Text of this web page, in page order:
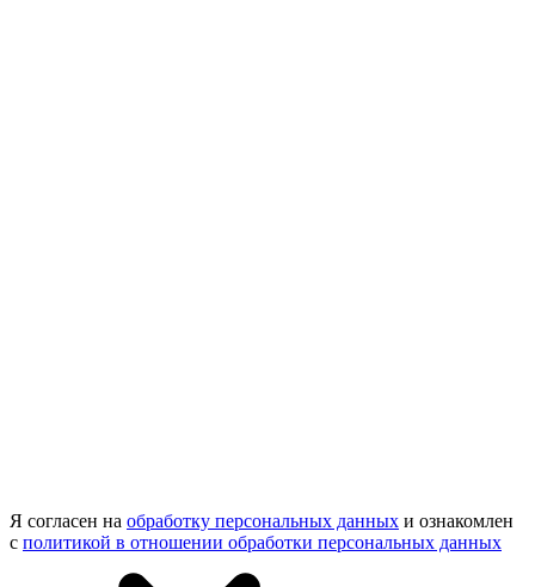
Я согласен на обработку персональных данных и ознакомлен
с политикой в отношении обработки персональных данных